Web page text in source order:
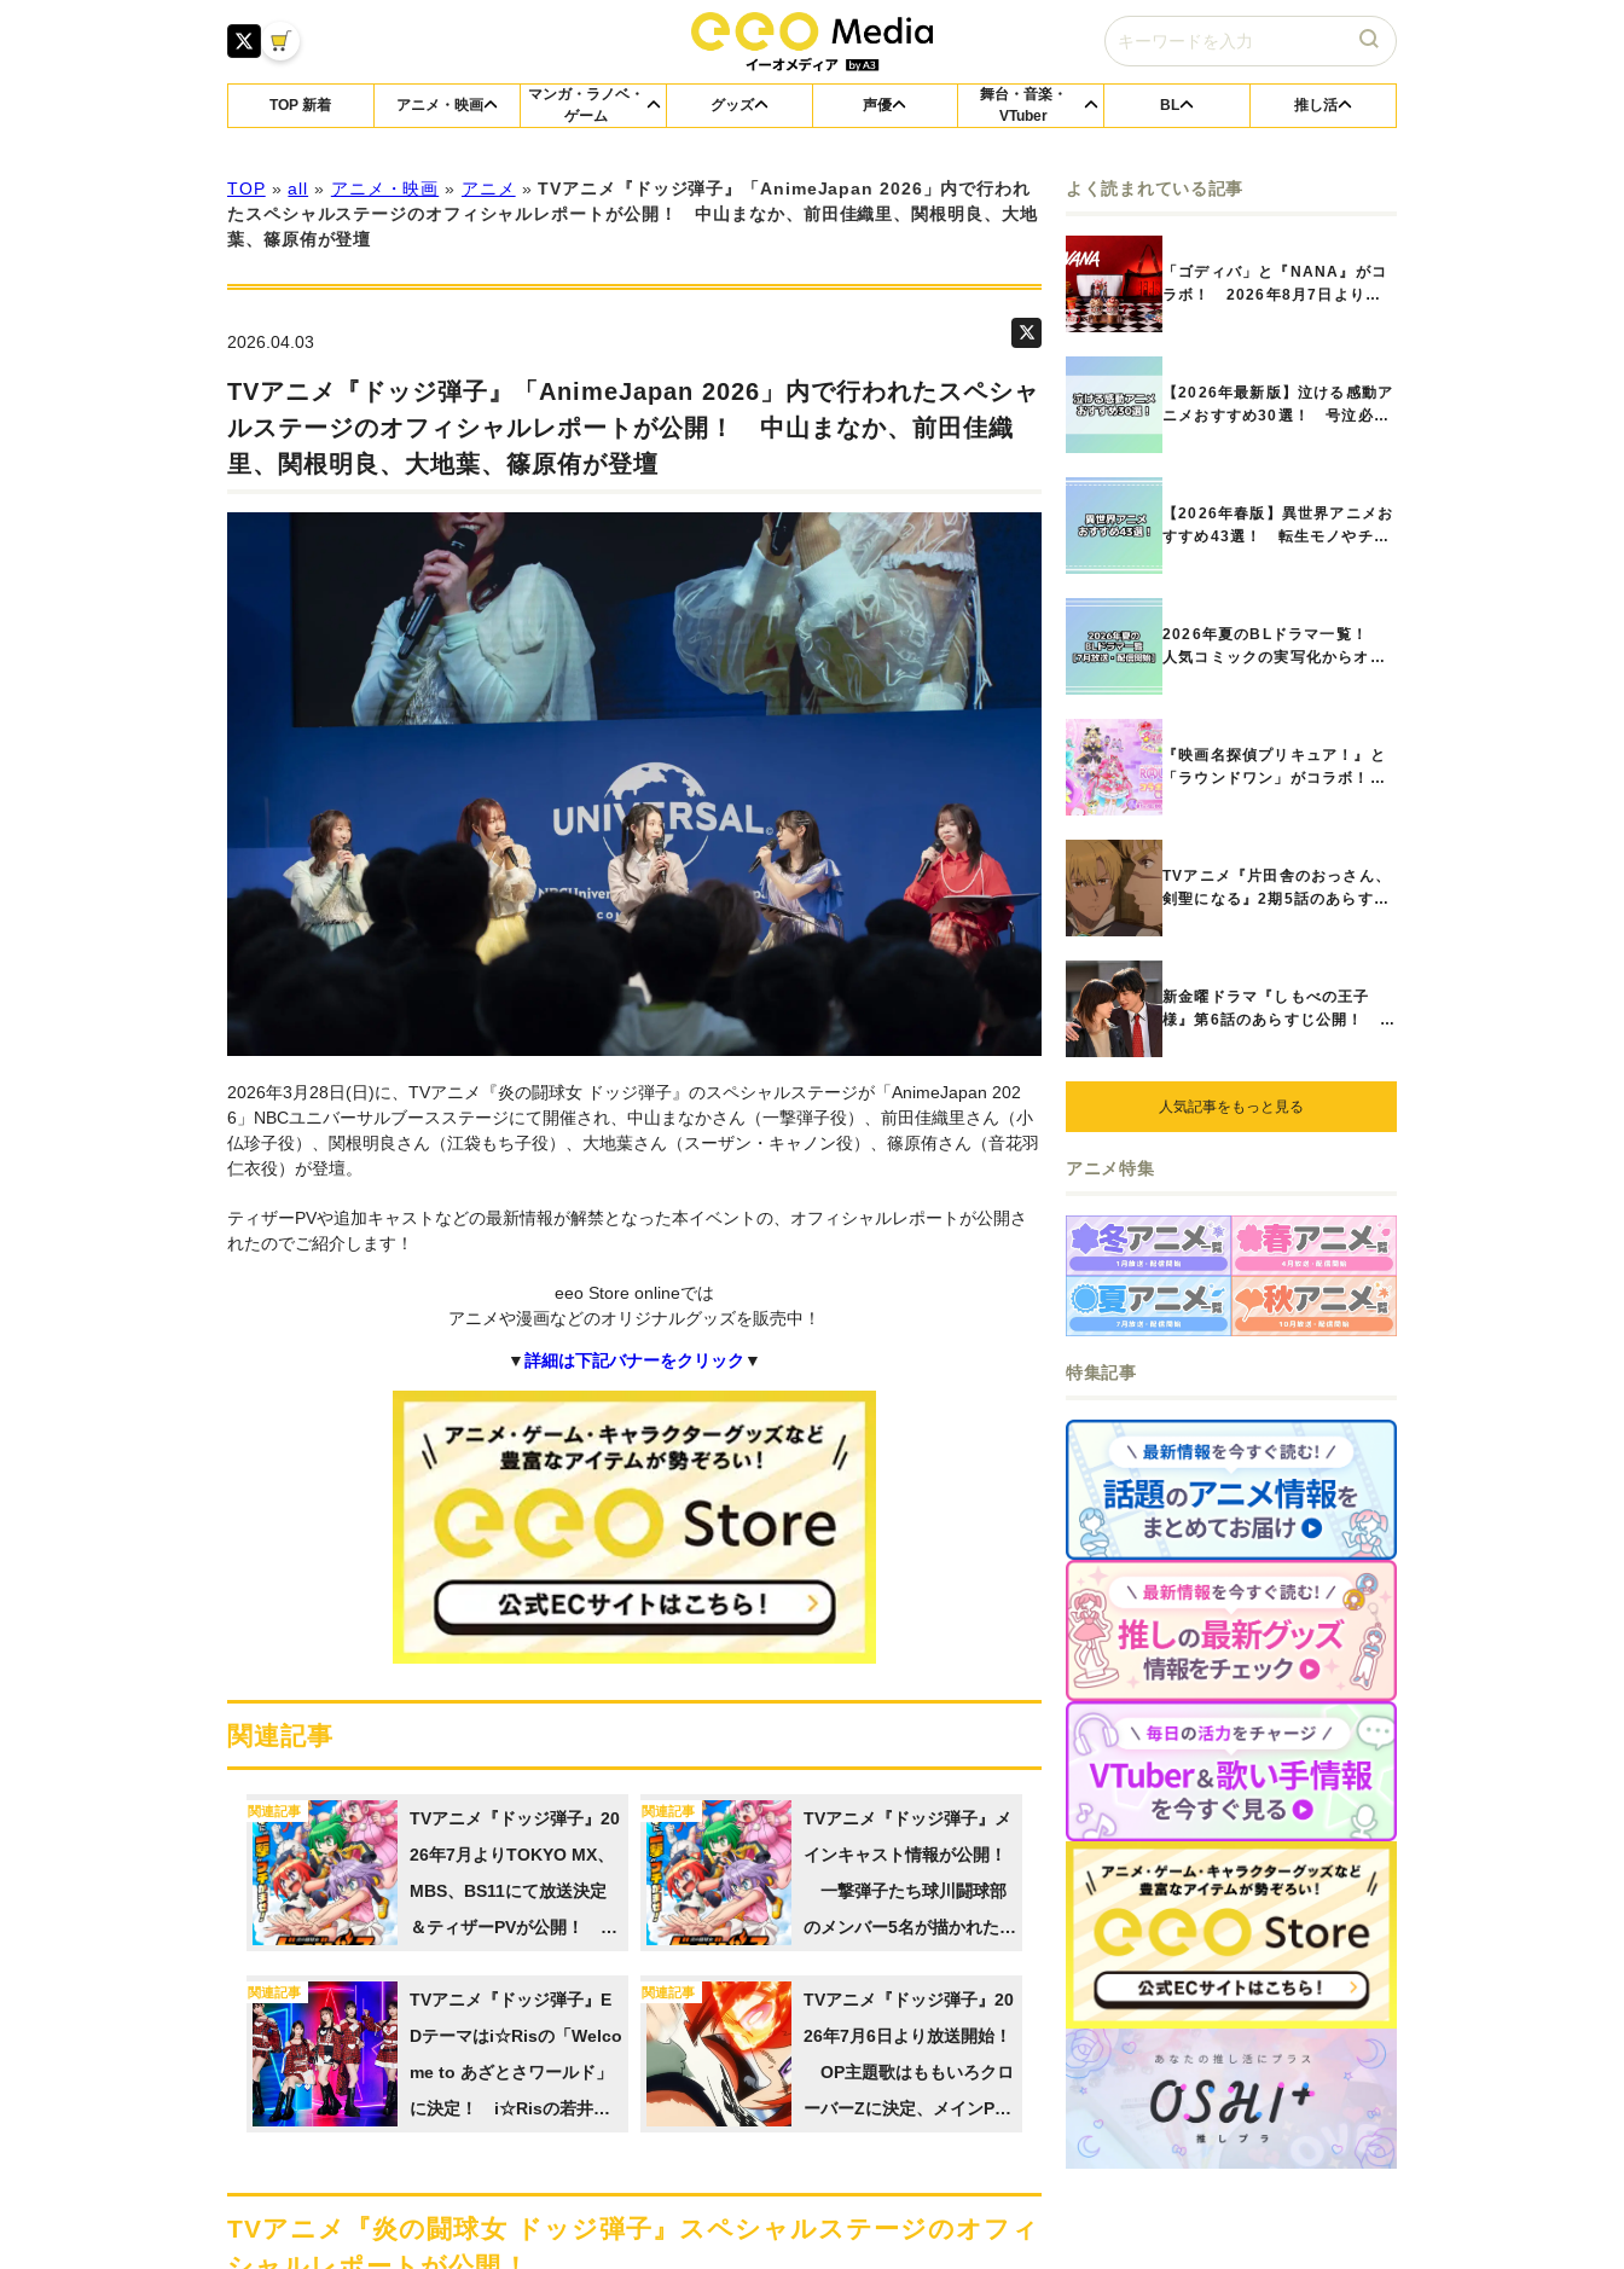
TOP 新着 アニメ・映画
マンガ・ラノベ・
ゲーム
グッズ 声優
舞台・音楽・
VTuber
BL 推し活
TOP »all » アニメ・映画 » アニメ »TVアニメ『ドッジ弾子』「AnimeJapan 2026」内で行われ
たスペシャルステージのオフィシャルレポートが公開！ 中山まなか、前田佳織里、関根明良、大地
葉、篠原侑が登壇
2026.04.03
TVアニメ『ドッジ弾子』「AnimeJapan 2026」内で行われたスペシャ
ルステージのオフィシャルレポートが公開！ 中山まなか、前田佳織
里、関根明良、大地葉、篠原侑が登壇
2026年3⽉28⽇(⽇)に、TVアニメ『炎の闘球女 ドッジ弾子』のスペシャルステージが「AnimeJapan 202
6」NBCユニバーサルブースステージにて開催され、中山まなかさん（一撃弾子役）、前田佳織里さん（小
仏珍子役）、関根明良さん（江袋もち子役）、大地葉さん（スーザン・キャノン役）、篠原侑さん（音花羽
仁衣役）が登壇。
ティザーPVや追加キャストなどの最新情報が解禁となった本イベントの、オフィシャルレポートが公開さ
れたのでご紹介します！
eeo Store onlineでは
アニメや漫画などのオリジナルグッズを販売中！
▼詳細は下記バナーをクリック ▼
関連記事
関連記事
TVアニメ『ドッジ弾子』20
26年7月よりTOKYO MX、
MBS、BS11にて放送決定
＆ティザーPVが公開！ 追
田徹が決定
関連記事
TVアニメ『ドッジ弾子』メ
インキャスト情報が公開！
一撃弾子たち球川闘球部
のメンバー5名が描かれたテ
関連記事
TVアニメ『ドッジ弾子』E
Dテーマはi☆Risの「Welco
me to あざとさワールド」
に決定！ i☆Risの若井友
関連記事
TVアニメ『ドッジ弾子』20
26年7月6日より放送開始！
OP主題歌はももいろクロ
ーバーZに決定、メインPV
TVアニメ『炎の闘球女 ドッジ弾子』スペシャルステージのオフィ
よく読まれている記事
「ゴディバ」と『NANA』がコ
ラボ！ 2026年8月7日よりシ
【2026年最新版】泣ける感動ア
ニメおすすめ30選！ 号泣必須
【2026年春版】異世界アニメお
すすめ43選！ 転生モノやチー
2026年夏のBLドラマ一覧！
人気コミックの実写化からオリ
『映画名探偵プリキュア！』と
「ラウンドワン」がコラボ！
TVアニメ『片田舎のおっさん、
剣聖になる』2期5話のあらすじ
新金曜ドラマ『しもべの王子
様』第6話のあらすじ公開！ 直
人気記事をもっと見る
アニメ特集
特集記事